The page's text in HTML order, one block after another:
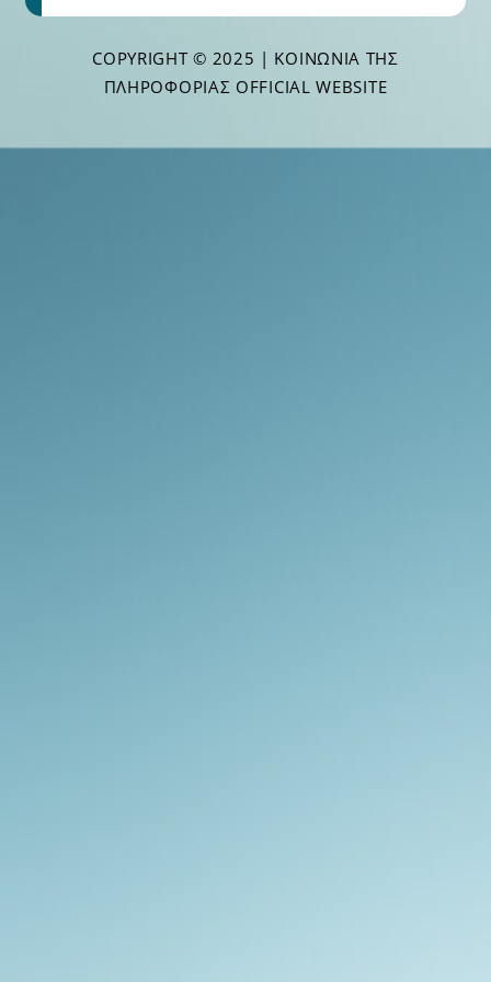
COPYRIGHT © 2025 | ΚΟΙΝΩΝΊΑ ΤΗΣ
ΠΛΗΡΟΦΟΡΊΑΣ OFFICIAL WEBSITE